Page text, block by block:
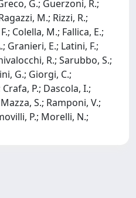
G.; Guerzoni, R.;
M.; Rizzi, R.;
Colella, M.; Fallica, E.;
Granieri, E.; Latini, F.;
R.; Sarubbo, S.;
G.; Giorgi, C.;
P.; Dascola, I.;
S.; Ramponi, V.;
P.; Morelli, N.;